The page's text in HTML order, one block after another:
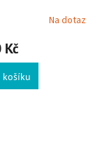
Na dotaz
košíku